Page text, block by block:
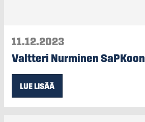
11.12.2023
Valtteri Nurminen SaPKoon
LUE LISÄÄ